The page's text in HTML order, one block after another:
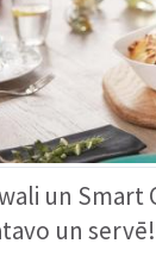
un Smart
un servē!